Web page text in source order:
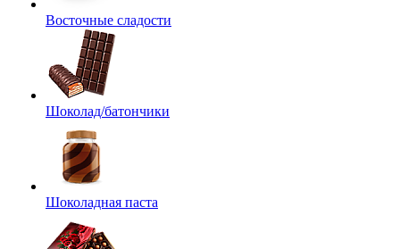
Восточные сладости
Шоколад/батончики
Шоколадная паста